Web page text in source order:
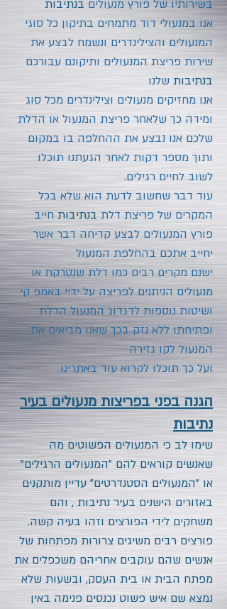
בשירותיו של פורץ מנעולים בנתיבות
אנו במנעולי דוד מתמחים בתיקון כל סוגי
המנעולים והצילינדרים ונשמח לבצע את
שירות פריצת המנעולים ותיקונם עבורכם
בנתיבות שלנו
אנו מחזיקים מנעולים וצילינדרים מכל סוג
ומידה כך שלאחר פריצת המנעול או הדלת
שלכם אנו נבצע את ההחלפה בו במקום
ותוך מספר דקות לאחר הגעתנו תוכלו
לשוב לחיים רגילים.
עוד דבר שחשוב לדעת הוא שלא בכל
המקרים של פריצת דלתבנתיבותחייב
פורץ המנעולים לבצע קדיחה דבר אשר
יחייב אתכם בהחלפת המנעול
ישנם מקרים רבים כמו דלת שנטרקת או
מנעולים הניתנים לפריצה על ידיי באמפ קי
ושיטות נוספות לדגדוג המנעול הדלת
ופתיחתו ללא נזק בכך שאנו מביאים את
המנעול לקו גזירה
ועל כך תוכלו לקרוא עוד באתרינו
הגנה בפני בפריצות מנעולים בעיר
נתיבות
שימו לב כי המנעולים הפשוטים מה
שאנשים קוראים להם "המנעולים הרגילים"
או "המנעולים הסטנדרטים" עדיין מותקנים
באזורים הישנים בעיר נתיבות , והם
משחקים לידי הפורצים וזהו בעיה קשה.
פורצים רבים משיגים צרורות מפתחות של
אנשים שהם עוקבים אחריהם משכפלים את
מפתח הבית או בית העסק, ובשעות שלא
נמצא שם איש פשוט נכנסים פנימה באין